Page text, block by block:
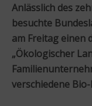
Anlässlich des
besuchte
am Freitag einen
„Ökologischer
verschiedene